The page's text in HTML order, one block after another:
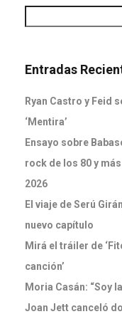
Entradas
Ryan Castro y Feid
‘Mentira’
Ensayo sobre
rock de los 80 y
2026
El viaje de Serú
nuevo capítulo
Mirá el tráiler de
canción’
Moria Casán: “Soy
Joan Jett canceló